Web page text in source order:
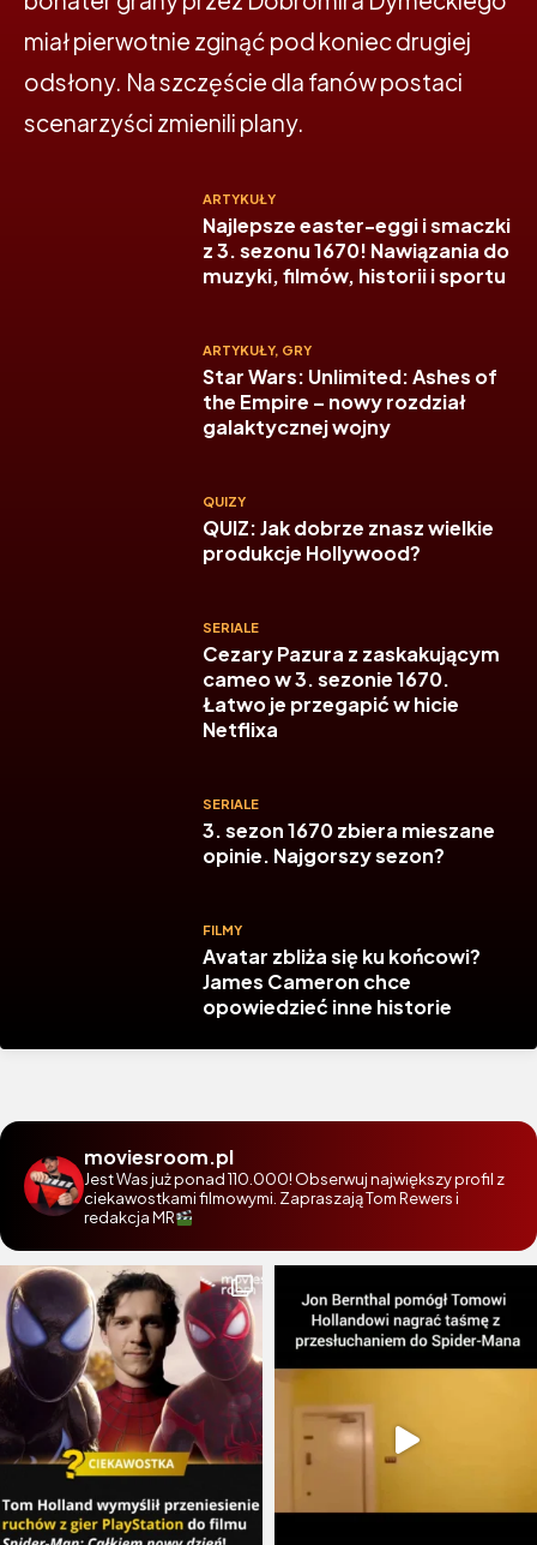
miał pierwotnie zginąć pod koniec drugiej
odsłony. Na szczęście dla fanów postaci
scenarzyści zmienili plany.
ARTYKUŁY
Najlepsze easter-eggi i smaczki
z 3. sezonu 1670! Nawiązania do
muzyki, filmów, historii i sportu
ARTYKUŁY, GRY
Star Wars: Unlimited: Ashes of
the Empire – nowy rozdział
galaktycznej wojny
QUIZY
QUIZ: Jak dobrze znasz wielkie
produkcje Hollywood?
SERIALE
Cezary Pazura z zaskakującym
cameo w 3. sezonie 1670.
Łatwo je przegapić w hicie
Netflixa
SERIALE
3. sezon 1670 zbiera mieszane
opinie. Najgorszy sezon?
FILMY
Avatar zbliża się ku końcowi?
James Cameron chce
opowiedzieć inne historie
moviesroom.pl
Jest Was już ponad 110.000! Obserwuj największy profil z
ciekawostkami filmowymi. Zapraszają Tom Rewers i
redakcja MR